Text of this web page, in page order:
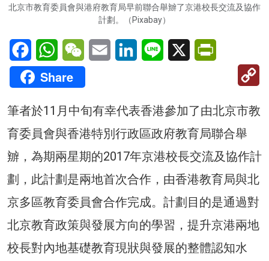
北京市教育委員會與港府教育局早前聯合舉辧了京港校長交流及協作
計劃。（Pixabay）
FacebookWhatsAppWeChatEmail LinkedInLine X
Share
筆者於11月中旬有幸代表香港參加了由北京市教
育委員會與香港特別行政區政府教育局聯合舉
辧，為期兩星期的2017年京港校長交流及協作計
劃，此計劃是兩地首次合作，由香港教育局與北
京多區教育委員會合作完成。計劃目的是通過對
北京教育政策與發展方向的學習，提升京港兩地
校長對內地基礎教育現狀與發展的整體認知水